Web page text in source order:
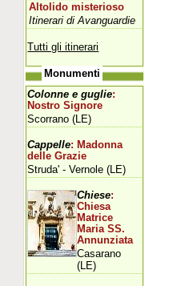
Altolido misterioso
Itinerari di Avanguardie
Tutti gli itinerari
Monumenti
Colonne e guglie:
Nostro Signore
Scorrano (LE)
Cappelle: Madonna
delle Grazie
Struda' - Vernole (LE)
Chiese:
Chiesa
Matrice
Maria SS.
Annunziata
Casarano
(LE)